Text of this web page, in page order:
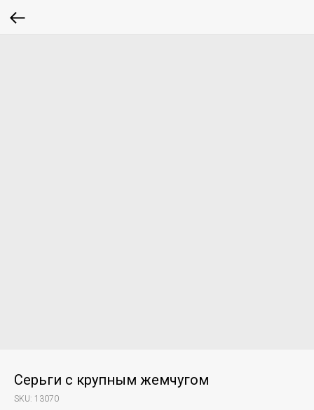
Серьги с крупным жемчугом
SKU: 13070